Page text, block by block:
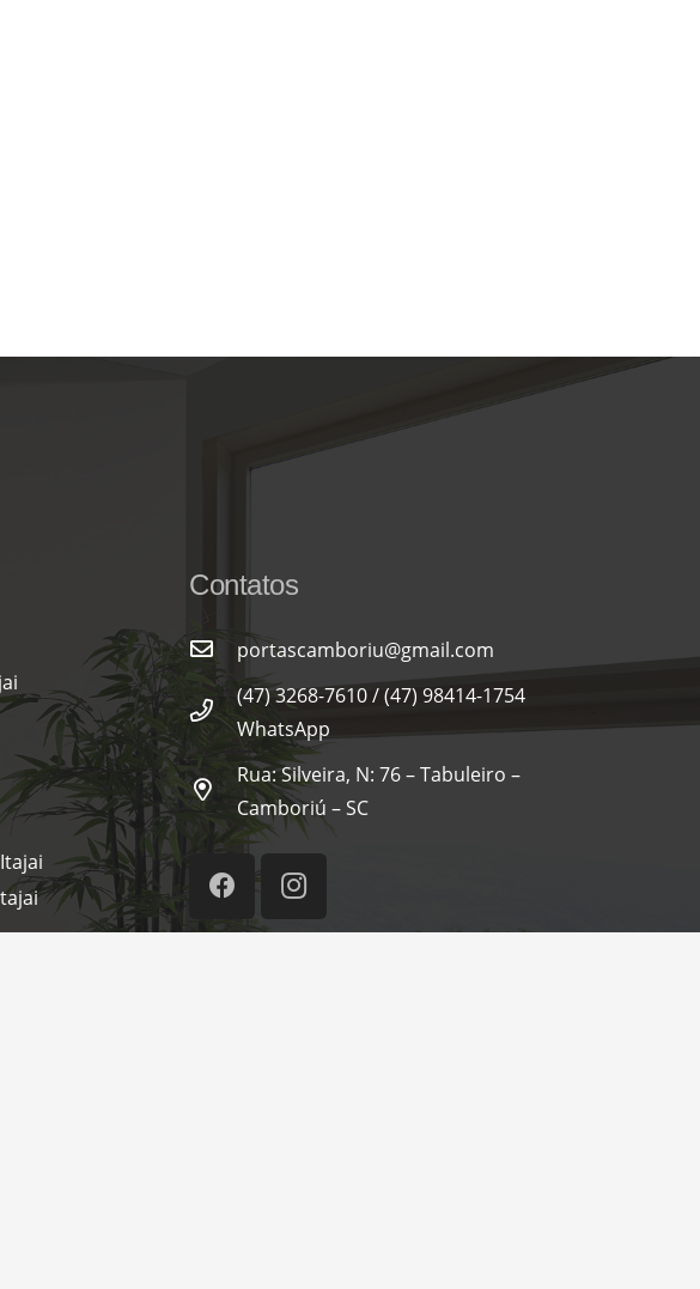
Contatos
portascamboriu@gmail.com
(47) 3268-7610 / (47) 98414-1754
WhatsApp
Rua: Silveira, N: 76 – Tabuleiro –
Camboriú – SC